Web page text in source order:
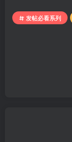
发帖必看系列